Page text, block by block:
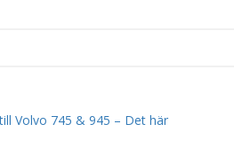
Volvo 745 & 945 – Det här